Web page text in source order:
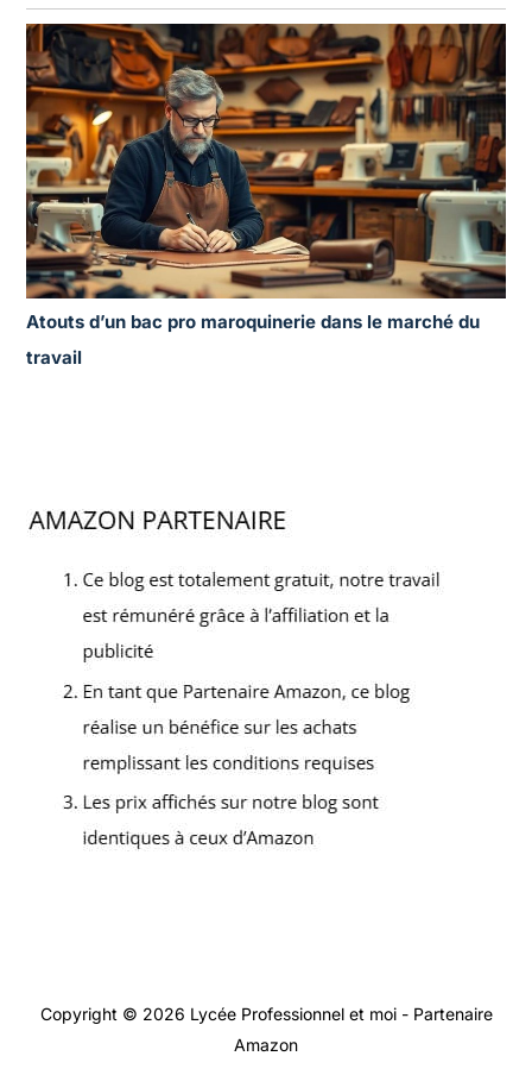
Atouts d’un bac pro maroquinerie dans le marché du
travail
Copyright © 2026 Lycée Professionnel et moi - Partenaire
Amazon